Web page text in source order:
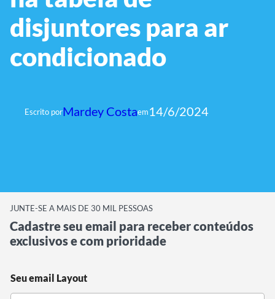
disjuntores para ar
condicionado
Escrito porMardey Costaem14/6/2024
JUNTE-SE A MAIS DE 30 MIL PESSOAS
Cadastre seu email para receber conteúdos
exclusivos e com prioridade
Seu email Layout